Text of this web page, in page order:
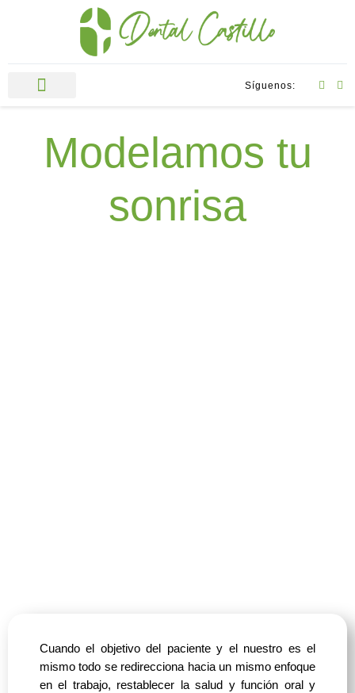
Síguenos:
Modelamos tu
sonrisa
Cuando el objetivo del paciente y el nuestro es el
mismo todo se redirecciona hacia un mismo enfoque
en el trabajo, restablecer la salud y función oral y